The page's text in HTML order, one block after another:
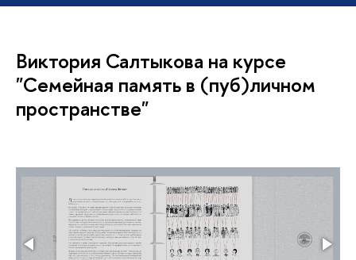
Виктория Салтыкова на курсе
"Семейная память в (пуб)личном
пространстве"